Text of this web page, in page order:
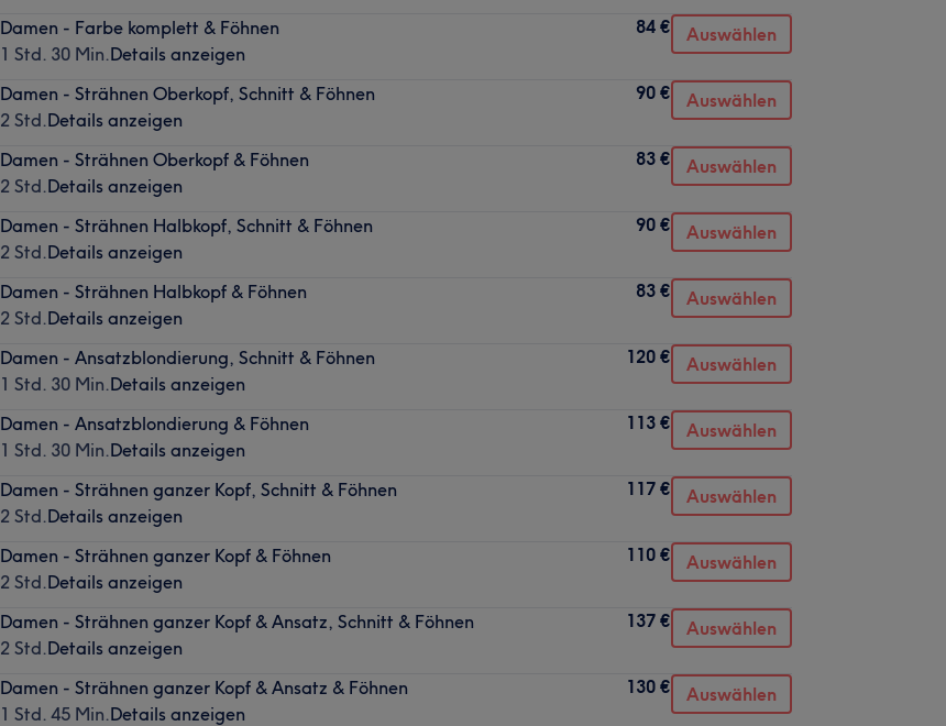
Damen - Farbe komplett & Föhnen
1 Std. 30 Min.Details anzeigen
84 € Auswählen
Damen - Strähnen Oberkopf, Schnitt & Föhnen
2 Std.Details anzeigen
90 € Auswählen
Damen - Strähnen Oberkopf & Föhnen
2 Std.Details anzeigen
83 € Auswählen
Damen - Strähnen Halbkopf, Schnitt & Föhnen
2 Std.Details anzeigen
90 € Auswählen
Damen - Strähnen Halbkopf & Föhnen
2 Std.Details anzeigen
83 € Auswählen
Damen - Ansatzblondierung, Schnitt & Föhnen
1 Std. 30 Min.Details anzeigen
120 € Auswählen
Damen - Ansatzblondierung & Föhnen
1 Std. 30 Min.Details anzeigen
113 € Auswählen
Damen - Strähnen ganzer Kopf, Schnitt & Föhnen
2 Std.Details anzeigen
117 € Auswählen
Damen - Strähnen ganzer Kopf & Föhnen
2 Std.Details anzeigen
110 € Auswählen
Damen - Strähnen ganzer Kopf & Ansatz, Schnitt & Föhnen
2 Std.Details anzeigen
137 € Auswählen
Damen - Strähnen ganzer Kopf & Ansatz & Föhnen
1 Std. 45 Min.Details anzeigen
130 € Auswählen